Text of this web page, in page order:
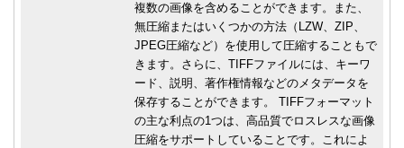
複数の画像を含めることができます。また、
無圧縮またはいくつかの方法（LZW、ZIP、
JPEG圧縮など）を使用して圧縮することもで
きます。さらに、TIFFファイルには、キーワ
ード、説明、著作権情報などのメタデータを
保存することができます。 TIFFフォーマット
の主な利点の1つは、高品質でロスレスな画像
圧縮をサポートしていることです。これによ